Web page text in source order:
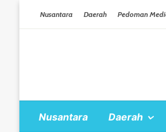
Nusantara Daerah Pedoman
Nusantara Daerah